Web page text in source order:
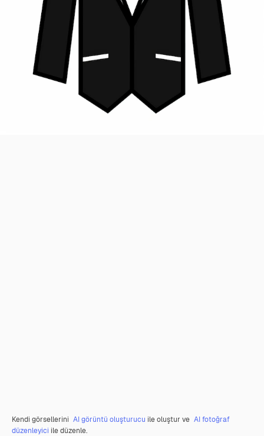
Kendi görsellerini AI görüntü oluşturucu ile oluştur ve AI fotoğraf
düzenleyici ile düzenle.